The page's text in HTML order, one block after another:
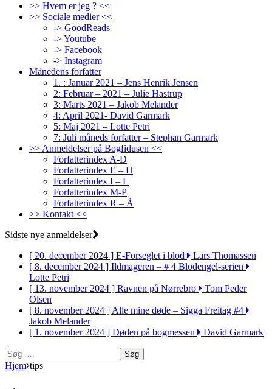
>> Hvem er jeg ? <<
>> Sociale medier <<
-> GoodReads
-> Youtube
-> Facebook
-> Instagram
Månedens forfatter
1. : Januar 2021 – Jens Henrik Jensen
2: Februar – 2021 – Julie Hastrup
3: Marts 2021 – Jakob Melander
4: April 2021- David Garmark
5: Maj 2021 – Lotte Petri
7: Juli måneds forfatter – Stephan Garmark
>> Anmeldelser på Bogfidusen <<
Forfatterindex A-D
Forfatterindex E – H
Forfatterindex I – L
Forfatterindex M-P
Forfatterindex R – Å
>> Kontakt <<
Sidste nye anmeldelser
[ 20. december 2024 ] E-Forseglet i blod
Lars Thomassen
[ 8. december 2024 ] Ildmageren – # 4 Blodengel-serien
Lotte Petri
[ 13. november 2024 ] Ravnen på Nørrebro
Tom Peder
Olsen
[ 8. november 2024 ]Alle mine døde – Sigga Freitag #4
Jakob Melander
[ 1. november 2024 ] Døden på bogmessen
David Garmark
Søg
efter:
Hjem tips